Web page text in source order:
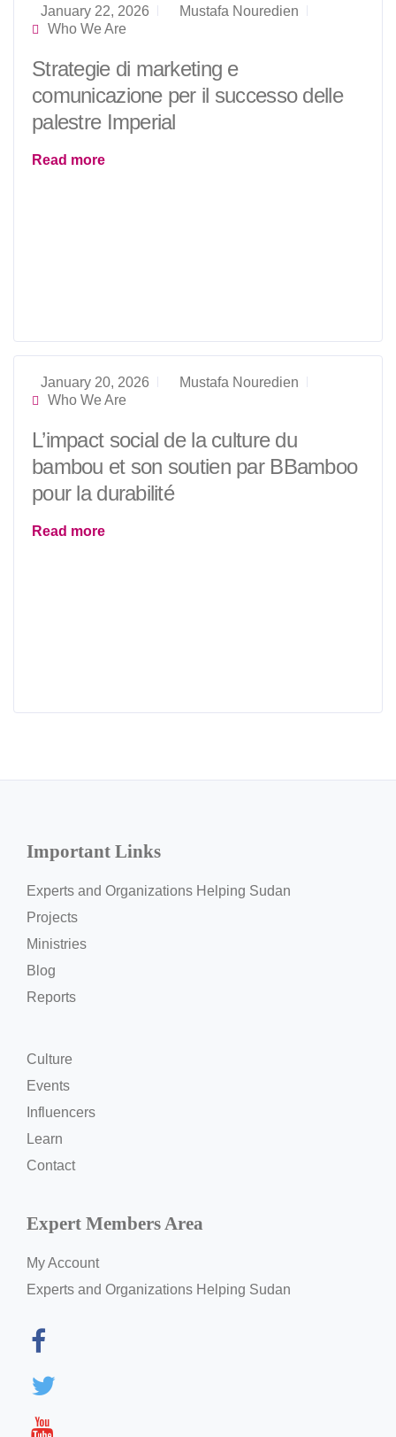
January 22, 2026
Mustafa Nouredien
Who We Are
Strategie di marketing e
comunicazione per il successo delle
palestre Imperial
Read more
January 20, 2026
Mustafa Nouredien
Who We Are
L’impact social de la culture du
bambou et son soutien par BBamboo
pour la durabilité
Read more
Important Links
Experts and Organizations Helping Sudan
Projects
Ministries
Blog
Reports
Culture
Events
Influencers
Learn
Contact
Expert Members Area
My Account
Experts and Organizations Helping Sudan